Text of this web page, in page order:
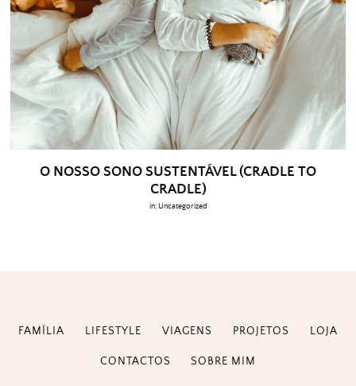
O NOSSO SONO SUSTENTÁVEL (CRADLE TO
CRADLE)
in: Uncategorized
FAMÍLIA LIFESTYLE VIAGENS PROJETOS LOJA
CONTACTOS SOBRE MIM